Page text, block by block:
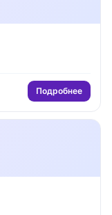
Подробнее